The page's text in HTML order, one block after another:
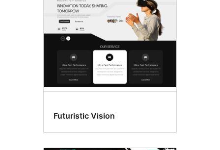
Futuristic Vision